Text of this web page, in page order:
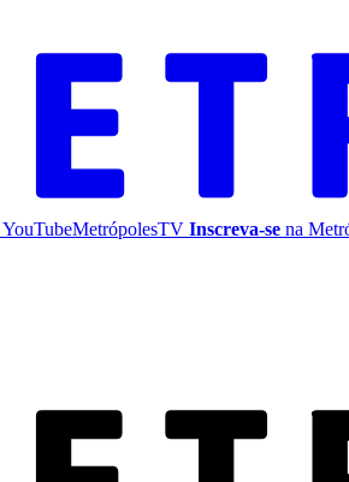
YouTubeMetrópolesTV Inscreva-se na